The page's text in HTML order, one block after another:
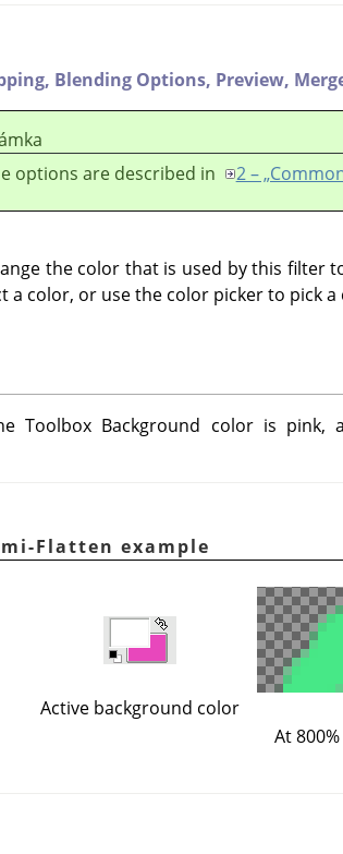
Blending Options, Preview,
options are described in
2 –
the color that is used by this filter
a color, or use the color picker to pick
Toolbox Background color is
Flatten example
Active background color
At